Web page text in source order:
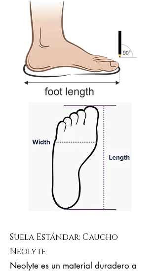
Suela Estándar: Caucho
Neolyte
Neolyte es un material duradero a